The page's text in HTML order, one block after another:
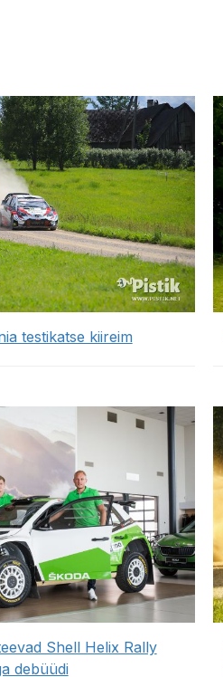
testikatse kiireim
Shell Helix Rally
debüüdi